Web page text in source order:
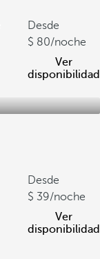
Desde
80/noche
Ver
disponibilidad
Desde
39/noche
Ver
disponibilidad